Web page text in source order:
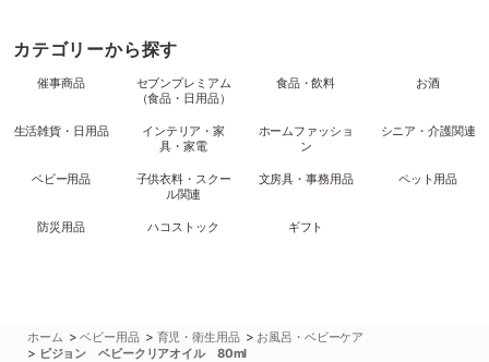
カテゴリーから探す
催事商品
セブンプレミアム
（食品・日用品）
食品・飲料 お酒
生活雑貨・日用品
インテリア・家
具・家電
ホームファッショ
ン
シニア・介護関連
ベビー用品
子供衣料・スクー
ル関連
文房具・事務用品 ペット用品
防災用品 ハコストック ギフト
ホーム >ベビー用品 > 育児・衛生用品 > お風呂・ベビーケア
> ピジョン ベビークリアオイル 80ml